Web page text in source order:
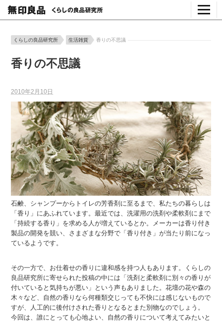
くらしの良品研究所 生活雑貨 香りの不思議
香りの不思議
2010年2月10日
石鹸、シャンプーからトイレの芳香剤に至るまで、私たちの暮らしは
「香り」にあふれています。最近では、洗濯用の洗剤や柔軟剤にまで
「持続する香り」を求める人が増えているとか。メーカーは香り付き
製品の開発を競い、さまざまな分野で「香り付き」が当たり前になっ
ているようです。
その一方で、お仕着せの香りに違和感を持つ人もあります。くらしの
良品研究所に寄せられた投稿の中には「洗剤と柔軟剤に別々の香りが
付いていると気持ちが悪い」という声もありました。花壇の花や森の
木々など、自然の香りなら何種類交じっても不快には感じないもので
すが、人工的に後付けされた香りとなるとまた別物なのでしょう。
今回は、誰にとっても心地よい、自然の香りについて考えてみたいと